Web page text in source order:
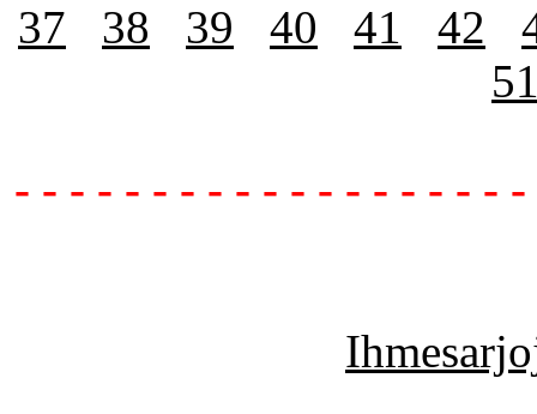
37 38 39 40 41 42
- - - - - - - - - - - - - - - - - -